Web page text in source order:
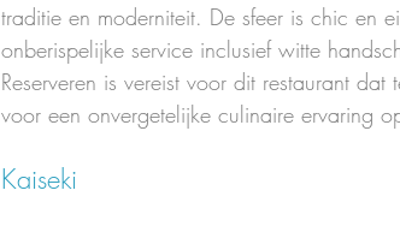
traditie en moderniteit. De sfeer is chic en
onberispelijke service inclusief witte
Reserveren is vereist voor dit restaurant
voor een onvergetelijke culinaire ervaring
Kaiseki